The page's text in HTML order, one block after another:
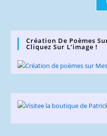
Création De Poèmes
Cliquez Sur L’image !